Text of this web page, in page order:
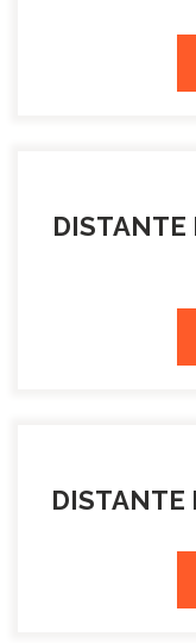
DISTANTE
DISTANTE